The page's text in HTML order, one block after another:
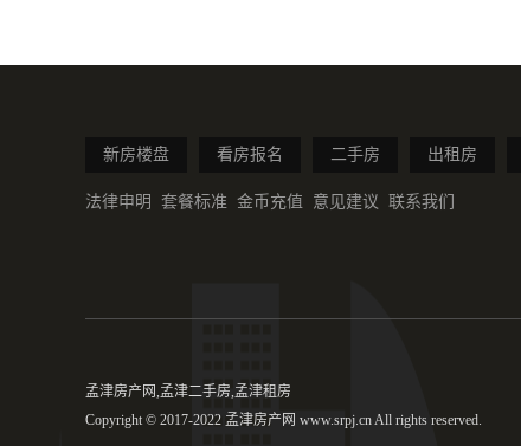
新房楼盘 看房报名 二手房 出租房
法律申明 套餐标准 金币充值 意见建议 联系我们
孟津房产网,孟津二手房,孟津租房
Copyright © 2017-2022 孟津房产网 www.srpj.cn All rights reserved.